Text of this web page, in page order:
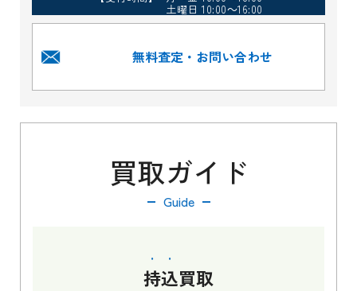
土曜日 10:00～16:00
無料査定・お問い合わせ
買取ガイド
Guide
持込買取